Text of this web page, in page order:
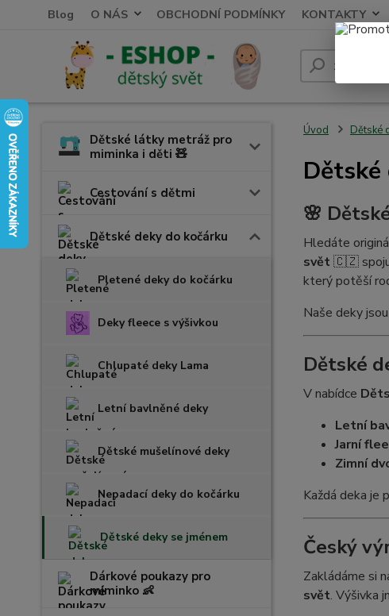
Blog O NÁS OBCHODNÍ PODMÍNKY KONTAKTY
Dětské látky metráž pro
miminka i děti 🧸
Cestování s dětmi
Dětské deky do kočárku
Pletené deky do kočárku
Deky fleece s výšivkou
Chlupaté deky Lama
Letní bavlněné deky
Dětské mušelínové deky
Nepadací deky do kočárku
Dětské deky se jménem
Dárkové poukazy pro
miminko 👶
Úvod Dětské
Dětské
🌸
Hledáte
svět 🇨🇿
který potěší
Naše deky
Dětské
V nabídce
Letní
Jarní
Zimní
Každá deka je
Český
Zakládáme si
svět. Výšivka